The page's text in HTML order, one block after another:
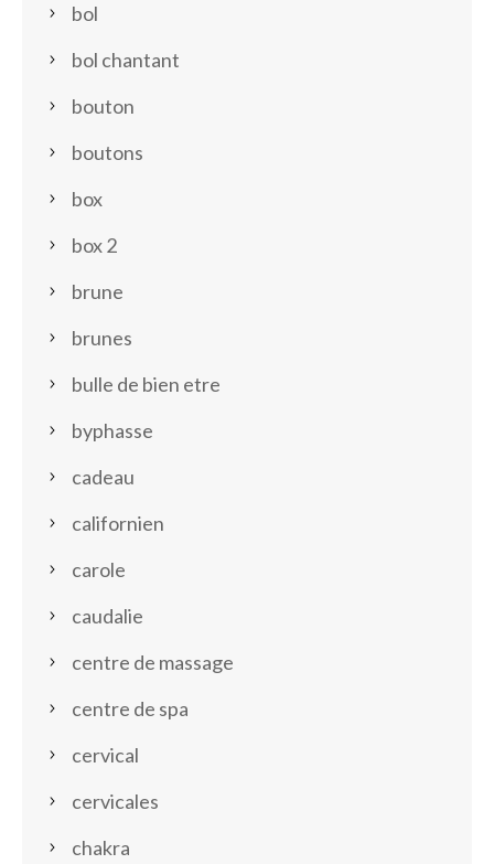
bol
bol chantant
bouton
boutons
box
box 2
brune
brunes
bulle de bien etre
byphasse
cadeau
californien
carole
caudalie
centre de massage
centre de spa
cervical
cervicales
chakra